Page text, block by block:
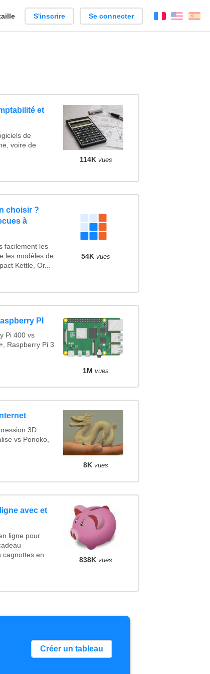
S'inscrire Se connecter FrançaisEnglish
et
de
voire de
114K vues
choisir ?
à
facilement les
les modèles de
Kettle, Or...
54K vues
PI
Pi 400 vs
Raspberry Pi 3
1M vues
3D:
vs Ponoko,
8K vues
avec et
ligne pour
cagnottes en
838K vues
Créer un tableau